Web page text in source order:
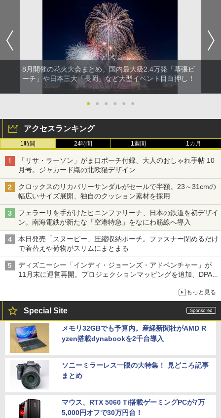
8月開催の花火大会まとめ。国内最大級2.4万発「幕張ビ
ーチ」や日本三大「長岡」など大型イベント目白押し！
● ● ● ● ● ●
アクセスランキング
1時間 24時間 1週間 1カ月
「リサ・ラーソン」がま口ポーチ付録、大人のおしゃれ手帖 10
月号。ジャカード織の北欧猫デザイン
クロックスのリカバリーサンダルがセールで半額。23～31cmの
幅広いサイズ展開、独自のクッション素材を採用
フェラーリを手がけたピニンファリーナ、日本の鉄道を初デザイ
ン。南海電鉄が新たな「空港特急」をなにわ筋線へ導入
本日発売「スヌーピー」圧縮収納ポーチ。ファスナー閉めるだけ
で着替えや荷物がスリムにまとまる
ディズニーシー「インディ・ジョーンズ・アドベンチャー」が
11月末に運営再開。プロジェクションマッピングを追加、DPA
もっと見る
Special Site
メモリ32GBでも予算内。産経新聞社がAMD R
yzen搭載dynabookを2千台導入
ソニーミラーレス一眼の大特集！ 見どころ記事
まとめ
マウス、RTX 5060 Ti搭載ゲーミングPCが7万
5,000円オフで30万円台！